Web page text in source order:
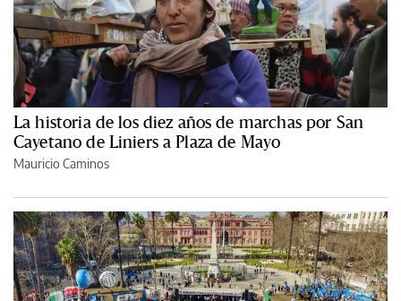
La historia de los diez años de marchas por San
Cayetano de Liniers a Plaza de Mayo
Mauricio Caminos